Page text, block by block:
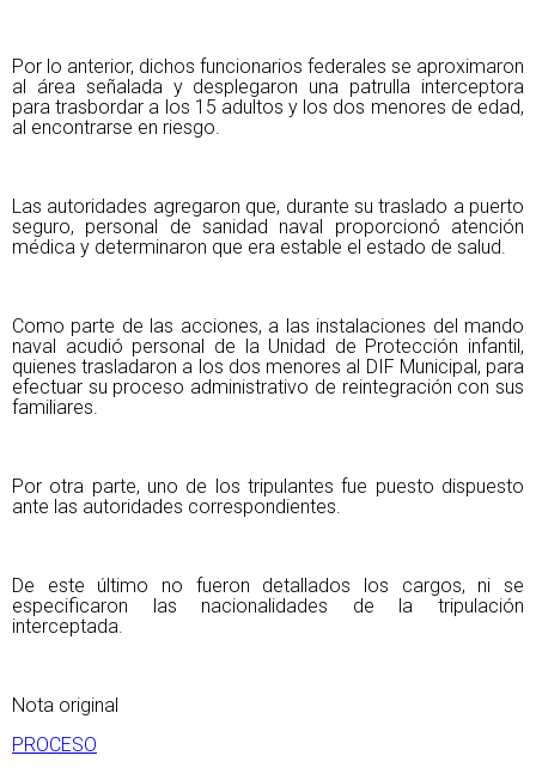
Por lo anterior, dichos funcionarios federales se aproximaron
al área señalada y desplegaron una patrulla interceptora
para trasbordar a los 15 adultos y los dos menores de edad,
al encontrarse en riesgo.
Las autoridades agregaron que, durante su traslado a puerto
seguro, personal de sanidad naval proporcionó atención
médica y determinaron que era estable el estado de salud.
Como parte de las acciones, a las instalaciones del mando
naval acudió personal de la Unidad de Protección infantil,
quienes trasladaron a los dos menores al DIF Municipal, para
efectuar su proceso administrativo de reintegración con sus
familiares.
Por otra parte, uno de los tripulantes fue puesto dispuesto
ante las autoridades correspondientes.
De este último no fueron detallados los cargos, ni se
especificaron las nacionalidades de la tripulación
interceptada.
Nota original
PROCESO